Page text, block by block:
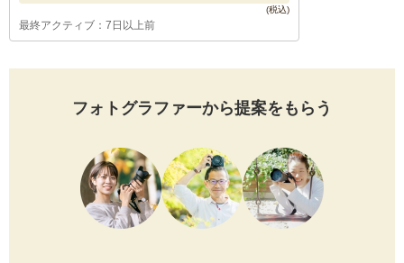
最終アクティブ：7日以上前
フォトグラファーから提案をもらう